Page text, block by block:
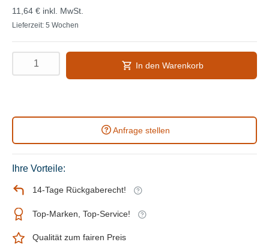
11,64 € inkl. MwSt.
Lieferzeit: 5 Wochen
In den Warenkorb
Anfrage stellen
Ihre Vorteile:
14-Tage Rückgaberecht!
Top-Marken, Top-Service!
Qualität zum fairen Preis